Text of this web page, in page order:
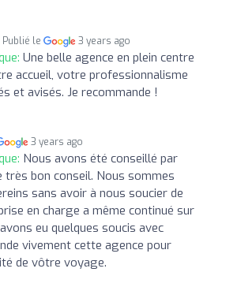
Publié le 3 years ago
Une belle agence en plein centre
accueil, votre professionnalisme
et avisés. Je recommande !
3 years ago
Nous avons été conseillé par
très bon conseil. Nous sommes
sans avoir à nous soucier de
en charge a même continué sur
eu quelques soucis avec
vivement cette agence pour
de vôtre voyage.